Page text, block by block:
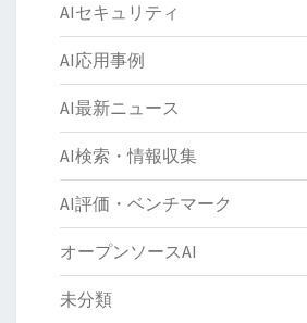
AIセキュリティ
AI応用事例
AI最新ニュース
AI検索・情報収集
AI評価・ベンチマーク
オープンソースAI
未分類